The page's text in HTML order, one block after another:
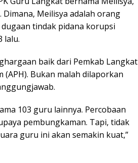
Meilisya adalah orang
tindak pidana korupsi
lalu.
baik dari Pemkab Langkat
Bukan malah dilaporkan
103 guru lainnya. Percobaan
pembungkaman. Tapi, tidak
guru ini akan semakin kuat,”